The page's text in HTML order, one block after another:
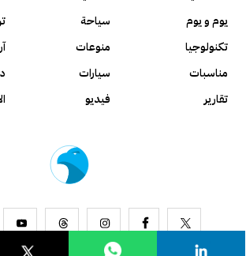
يوم و يوم
سياحة
تكنولوجيا
منوعات
مناسبات
سيارات
تقارير
فيديو